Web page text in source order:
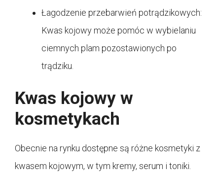
Łagodzenie przebarwień potrądzikowych:
Kwas kojowy może pomóc w wybielaniu
ciemnych plam pozostawionych po
trądziku.
Kwas kojowy w
kosmetykach
Obecnie na rynku dostępne są różne kosmetyki z
kwasem kojowym, w tym kremy, serum i toniki.